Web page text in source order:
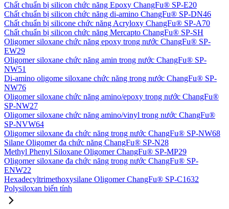
Chất chuẩn bị silicon chức năng Epoxy ChangFu® SP-E20
Chất chuẩn bị silicon chức năng di-amino ChangFu® SP-DN46
Chất chuẩn bị silicone chức năng Acryloxy ChangFu® SP-A70
Chất chuẩn bị silicon chức năng Mercapto ChangFu® SP-SH
Oligomer siloxane chức năng epoxy trong nước ChangFu® SP-
EW29
Oligomer siloxane chức năng amin trong nước ChangFu® SP-
NW51
Di-amino oligome siloxane chức năng trong nước ChangFu® SP-
NW76
Oligomer siloxane chức năng amino/epoxy trong nước ChangFu®
SP-NW27
Oligomer siloxane chức năng amino/vinyl trong nước ChangFu®
SP-NVW64
Oligomer siloxane đa chức năng trong nước ChangFu® SP-NW68
Silane Oligomer đa chức năng ChangFu® SP-N28
Methyl Phenyl Siloxane Oligomer ChangFu® SP-MP29
Oligomer siloxane đa chức năng trong nước ChangFu® SP-
ENW22
Hexadecyltrimethoxysilane Oligomer ChangFu® SP-C1632
Polysiloxan biến tính